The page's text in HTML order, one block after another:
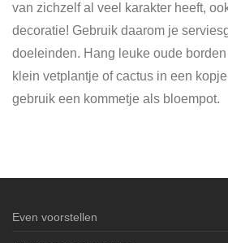
van zichzelf al veel karakter heeft,
decoratie! Gebruik daarom je
doeleinden. Hang leuke oude
klein vetplantje of cactus in een
gebruik een kommetje als bloempot.
Even voorstellen